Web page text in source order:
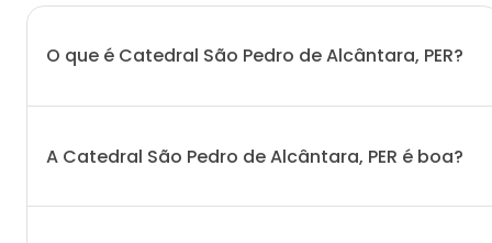
O que é Catedral São Pedro de Alcântara, PER?
A Catedral São Pedro de Alcântara, PER é boa?